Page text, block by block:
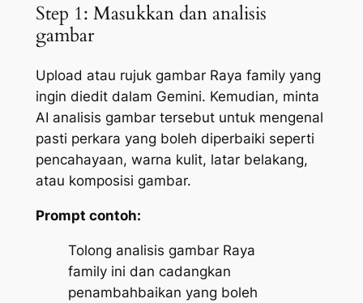
Step 1: Masukkan dan analisis
gambar
Upload atau rujuk gambar Raya family yang
ingin diedit dalam Gemini. Kemudian, minta
AI analisis gambar tersebut untuk mengenal
pasti perkara yang boleh diperbaiki seperti
pencahayaan, warna kulit, latar belakang,
atau komposisi gambar.
Prompt contoh:
Tolong analisis gambar Raya
family ini dan cadangkan
penambahbaikan yang boleh